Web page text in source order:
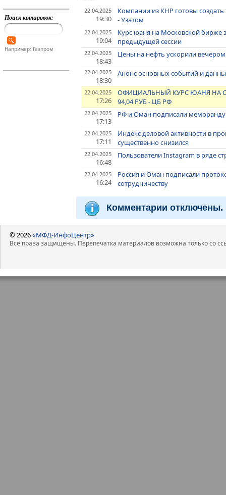
Поиск котировок:
Например: Газпром
22.04.2025
19:30
Компании из КНР готовы
- Узатом
22.04.2025
19:04
Курс юаня на Московской бирже
предыдущей сессии
22.04.2025
18:43
Цены на нефть ускорили вечером
22.04.2025
18:30
Анонс основных событий и
22.04.2025
17:26
ОФИЦИАЛЬНЫЙ КУРС ЮАНЯ НА
94,04 РУБ - ЦБ РФ
22.04.2025
17:13
РФ и Оман подписали
22.04.2025
17:11
Индекс деловой активности в
существенно снизился
22.04.2025
16:48
Пользователи Instagram в ряде
22.04.2025
16:24
Россия и Оман подписали
сотрудничеству
Комментарии отключены.
© 2026«МФД-ИнфоЦентр»
Все права защищены. Перепечатка материалов возможна только со